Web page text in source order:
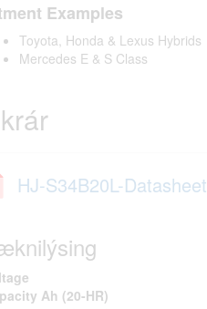
Examples
Toyota, Honda & Lexus Hybrids
Mercedes E & S Class
HJ-S34B20L-Datasheet
Ah (20-HR)